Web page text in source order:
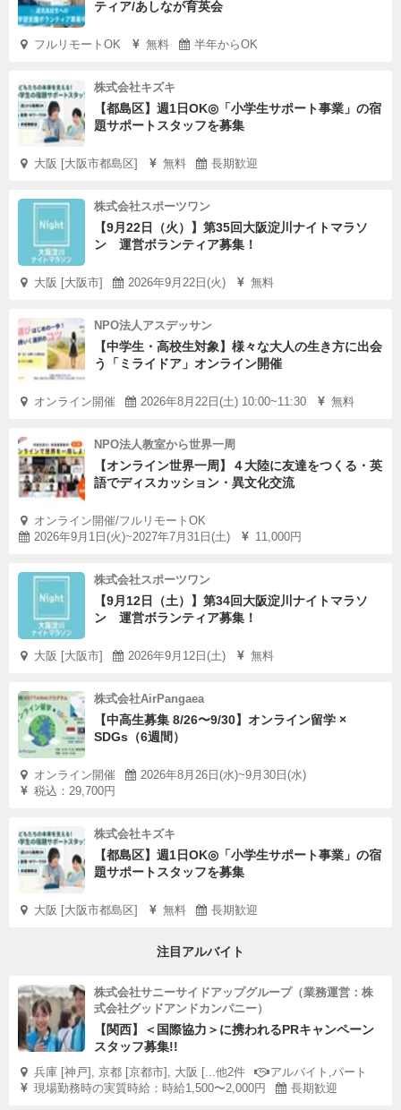
つながりを、水道筋商店街のこの場所から生み出していけ
たら嬉しいです。
会員費の使い道について
一箱本棚オーナーのコミュニティ会員費は、ユースセンタ
ー「みんなの放課後 3:30」の運営費として活用されま
す。
区分 月額
個人 2,000円／月
法人 5,000円／月
※最低6ヶ月間（12,000円）からお願いしています。6ヶ
※12ヶ月分を一括で申込頂く場合は1ヶ月分割引させてい
ただきます。
※決済は銀行振込もしくはクレジットカード払いとなりま
す。
域の皆さんの継続的なサポートが欠かせません。会費は、
場所の維持・運営スタッフの人件費・備品の整備などに充
てられます。「若者を応援したい」という気持ちを、月々
の小さな積み重ねで形にしていただけると嬉しいです。
ティア/あしなが育英会
フルリモートOK 無料 半年からOK
株式会社キズキ
【都島区】週1日OK◎「小学生サポート事業」の宿
題サポートスタッフを募集
大阪 [大阪市都島区] 無料 長期歓迎
株式会社スポーツワン
【9月22日（火）】第35回大阪淀川ナイトマラソ
ン 運営ボランティア募集！
大阪 [大阪市] 2026年9月22日(火) 無料
NPO法人アスデッサン
【中学生・高校生対象】様々な大人の生き方に出会
う「ミライドア」オンライン開催
オンライン開催 2026年8月22日(土) 10:00~11:30 無料
NPO法人教室から世界一周
【オンライン世界一周】４大陸に友達をつくる・英
語でディスカッション・異文化交流
オンライン開催/フルリモートOK
2026年9月1日(火)~2027年7月31日(土)
11,000円
株式会社スポーツワン
【9月12日（土）】第34回大阪淀川ナイトマラソ
ン 運営ボランティア募集！
大阪 [大阪市] 2026年9月12日(土) 無料
株式会社AirPangaea
【中高生募集 8/26〜9/30】オンライン留学 ×
SDGs（6週間）
オンライン開催
2026年8月26日(水)~9月30日(水)
税込：29,700円
株式会社キズキ
【都島区】週1日OK◎「小学生サポート事業」の宿
題サポートスタッフを募集
大阪 [大阪市都島区] 無料 長期歓迎
注目アルバイト
株式会社サニーサイドアップグループ（業務運営：株
式会社グッドアンドカンパニー）
【関西】＜国際協力＞に携われるPRキャンペーン
スタッフ募集!!
兵庫 [神戸], 京都 [京都市], 大阪 [...他2件
アルバイト,パート
現場勤務時の実質時給：時給1,500〜2,000円
長期歓迎